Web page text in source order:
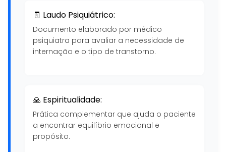
🧾 Laudo Psiquiátrico:
Documento elaborado por médico
psiquiatra para avaliar a necessidade de
internação e o tipo de transtorno.
🙏 Espiritualidade:
Prática complementar que ajuda o paciente
a encontrar equilíbrio emocional e
propósito.